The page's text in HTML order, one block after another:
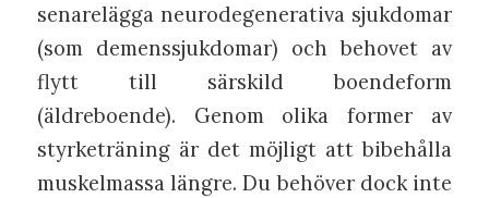
senarelägga neurodegenerativa sjukdomar
(som demenssjukdomar) och behovet av
flytt till särskild boendeform
(äldreboende). Genom olika former av
styrketräning är det möjligt att bibehålla
muskelmassa längre. Du behöver dock inte